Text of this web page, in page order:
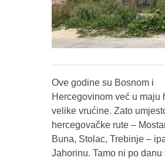
Ove godine su Bosnom i
Hercegovinom već u maju
velike vrućine. Zato
hercegovačke rute –
Buna, Stolac, Trebinje –
Jahorinu. Tamo ni po